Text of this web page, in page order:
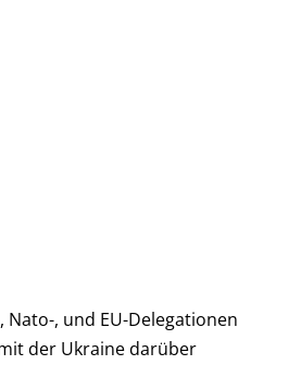
Nato-, und EU-Delegationen
der Ukraine darüber